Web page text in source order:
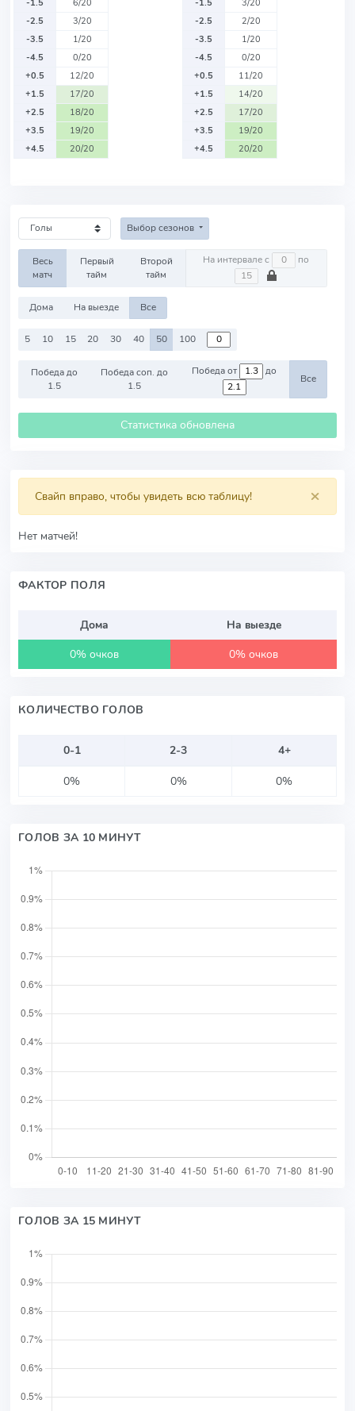
-1.5
6/20
-2.5
3/20
-3.5
1/20
-4.5
0/20
+0.5
12/20
+1.5
17/20
+2.5
18/20
+3.5
19/20
+4.5
20/20
-1.5
3/20
-2.5
2/20
-3.5
1/20
-4.5
0/20
+0.5
11/20
+1.5
14/20
+2.5
17/20
+3.5
19/20
+4.5
20/20
Выбор сезонов
Весь
матч
Первый
тайм
Второй
тайм
На интервале с по
Дома На выезде Все
5 10 15 20 30 40 50 100
Победа до
1.5
Победа соп. до
1.5
Победа от до
Все
Статистика обновлена
×
Свайп вправо, чтобы увидеть всю таблицу!
Нет матчей!
ФАКТОР ПОЛЯ
Дома
На выезде
0% очков
0% очков
КОЛИЧЕСТВО ГОЛОВ
0-1 2-3
4+
0%
0% 0%
ГОЛОВ ЗА 10 МИНУТ
ГОЛОВ ЗА 15 МИНУТ